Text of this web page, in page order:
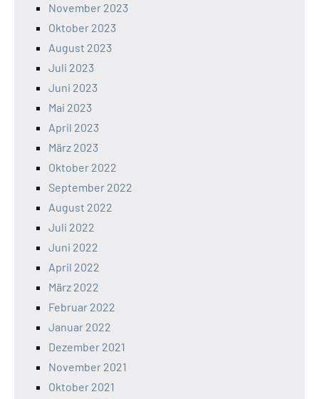
November 2023
Oktober 2023
August 2023
Juli 2023
Juni 2023
Mai 2023
April 2023
März 2023
Oktober 2022
September 2022
August 2022
Juli 2022
Juni 2022
April 2022
März 2022
Februar 2022
Januar 2022
Dezember 2021
November 2021
Oktober 2021